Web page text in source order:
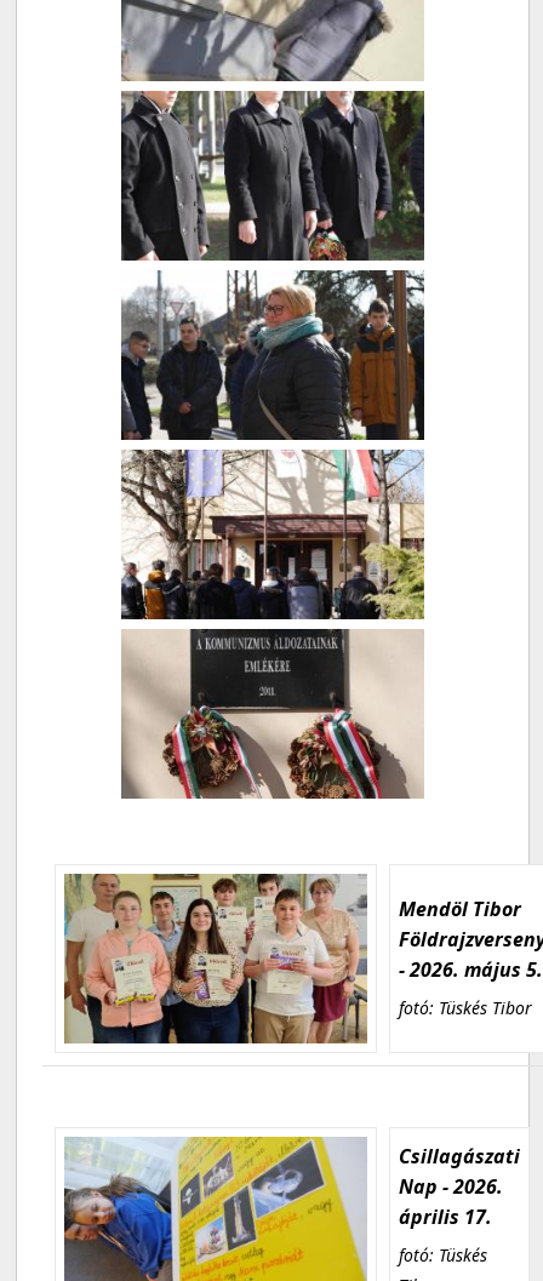
Mendöl Tibor
- 2026. május 5.
fotó: Tüskés Tibor
Csillagászati
Nap - 2026.
április 17.
fotó: Tüskés